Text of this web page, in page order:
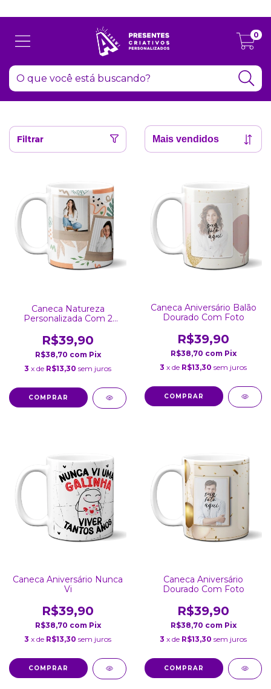
0
Filtrar
Caneca Natureza
Personalizada Com 2
R$39,90
R$38,70 com Pix
3 x de R$13,30 sem juros
COMPRAR
Caneca Aniversário Balão
Dourado Com Foto
R$39,90
R$38,70 com Pix
3 x de R$13,30 sem juros
COMPRAR
Caneca Aniversário Nunca
Vi
R$39,90
R$38,70 com Pix
3 x de R$13,30 sem juros
COMPRAR
Caneca Aniversário
Dourado Com Foto
R$39,90
R$38,70 com Pix
3 x de R$13,30 sem juros
COMPRAR